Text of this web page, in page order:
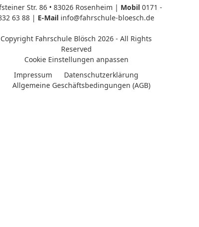
Str. 86 • 83026 Rosenheim | Mobil 0171 -
63 88 | E-Mail info@fahrschule-bloesch.de
Copyright Fahrschule Blösch 2026 - All Rights
Reserved
Cookie Einstellungen anpassen
Impressum
Datenschutzerklärung
Allgemeine Geschäftsbedingungen (AGB)